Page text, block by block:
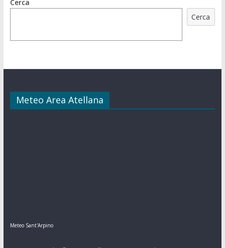
Cerca
Cerca
Meteo Area Atellana
Meteo Sant'Arpino